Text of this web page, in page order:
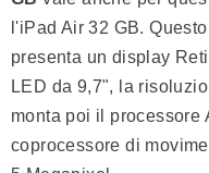
l'iPad Air 32 GB.
presenta un display
LED da 9,7", la
monta poi il processore
coprocessore di